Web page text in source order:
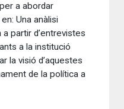
a abordar
Una anàlisi
a partir d’entrevistes
a la institució
la visió d’aquestes
de la política a